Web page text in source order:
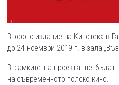
Второто издание на Кинотека в
до 24 ноември 2019 г. в зала
В рамките на проекта ще бъдат
на съвременното полско кино.